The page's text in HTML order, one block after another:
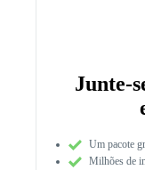
Junte-
Um pacote
Milhões de